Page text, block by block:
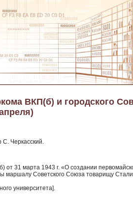
ВКП(б) и городского
С. Черкасский.
от 31 марта 1943 г. «О создании
маршалу Советского Союза товарищу
университета].